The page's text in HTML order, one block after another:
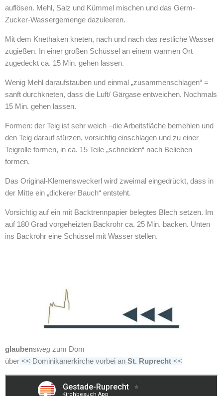
auflösen. Mehl, Salz und Kümmel mischen und das Germ-
Zucker-Wassergemenge dazuleeren.
Mit dem Knethaken kneten, nach und nach das restliche Wasser
zugießen. In einer großen Schüssel an einem warmen Ort
zugedeckt ca. 15 Min. gehen lassen.
Wenig Mehl daraufstauben und einmal „zusammenschlagen“ =
sanft durchkneten, dass die Luft/ Gärgase entweichen. Nochmals
15 Min. gehen lassen.
Formen: der Teig ist sehr weich –die Arbeitsfläche bemehlen und
den Teig darauf stürzen, vorsichtig einschlagen und zu einer
Teigrolle formen, in ca. 15 Teile „schneiden“ nach Belieben
formen.
Das Original-Klemensweckerl wird zweimal eingedrückt, dass in
der Mitte ein „dickerer Bauch“ entsteht.
Vorsichtig auf ein mit Backtrennpapier belegtes Blech setzen. Im
auf 180 Grad vorgeheizten Backrohr ca. 25 Min. backen. Unten
ins Backrohr eine Schüssel mit Wasser stellen.
glaubensweg zum Dom
über << Dominikanerkirche vorbei an St. Ruprecht <<